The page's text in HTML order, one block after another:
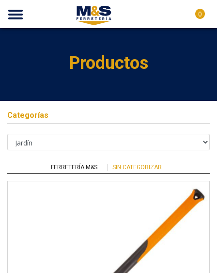
0
Productos
Categorías
FERRETERÍA M&S SIN CATEGORIZAR